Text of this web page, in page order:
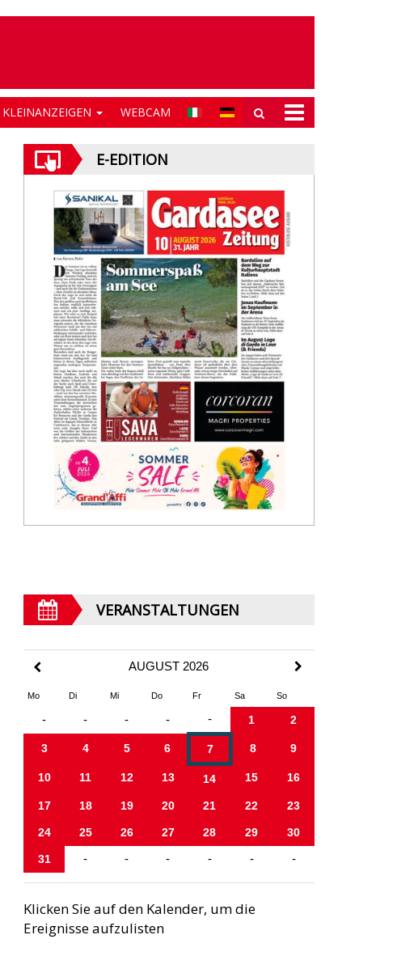
KLEINANZEIGEN WEBCAM
E-EDITION
VERANSTALTUNGEN
AUGUST 2026
Mo Di Mi Do Fr Sa So
- - - - - 1 2
3 4 5 6 7 8 9
10 11 12 13 14 15 16
17 18 19 20 21 22 23
24 25 26 27 28 29 30
31 - - - - - -
Klicken Sie auf den Kalender, um die
Ereignisse aufzulisten